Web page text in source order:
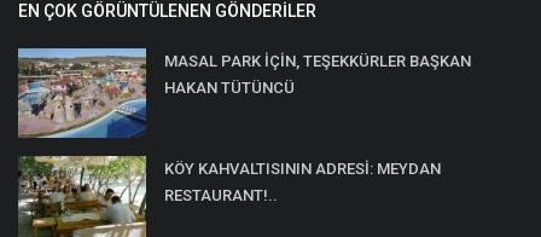
EN ÇOK GÖRÜNTÜLENEN GÖNDERILER
MASAL PARK İÇİN, TEŞEKKÜRLER BAŞKAN
HAKAN TÜTÜNCÜ
KÖY KAHVALTISININ ADRESİ: MEYDAN
RESTAURANT!..